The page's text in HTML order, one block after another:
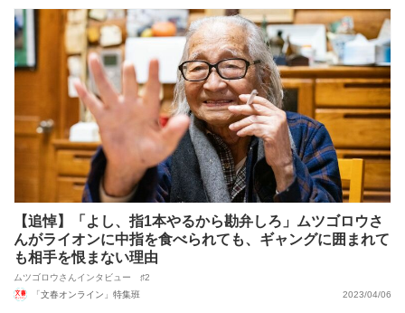
【追悼】「よし、指1本やるから勘弁しろ」ムツゴロウさ
んがライオンに中指を食べられても、ギャングに囲まれて
も相手を恨まない理由
ムツゴロウさんインタビュー ♯2
「文春オンライン」特集班
2023/04/06